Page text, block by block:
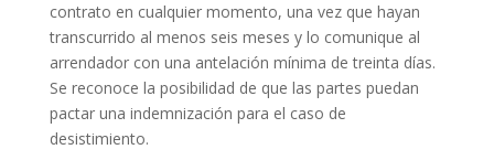
contrato en cualquier momento, una vez que hayan
transcurrido al menos seis meses y lo comunique al
arrendador con una antelación mínima de treinta días.
Se reconoce la posibilidad de que las partes puedan
pactar una indemnización para el caso de
desistimiento.